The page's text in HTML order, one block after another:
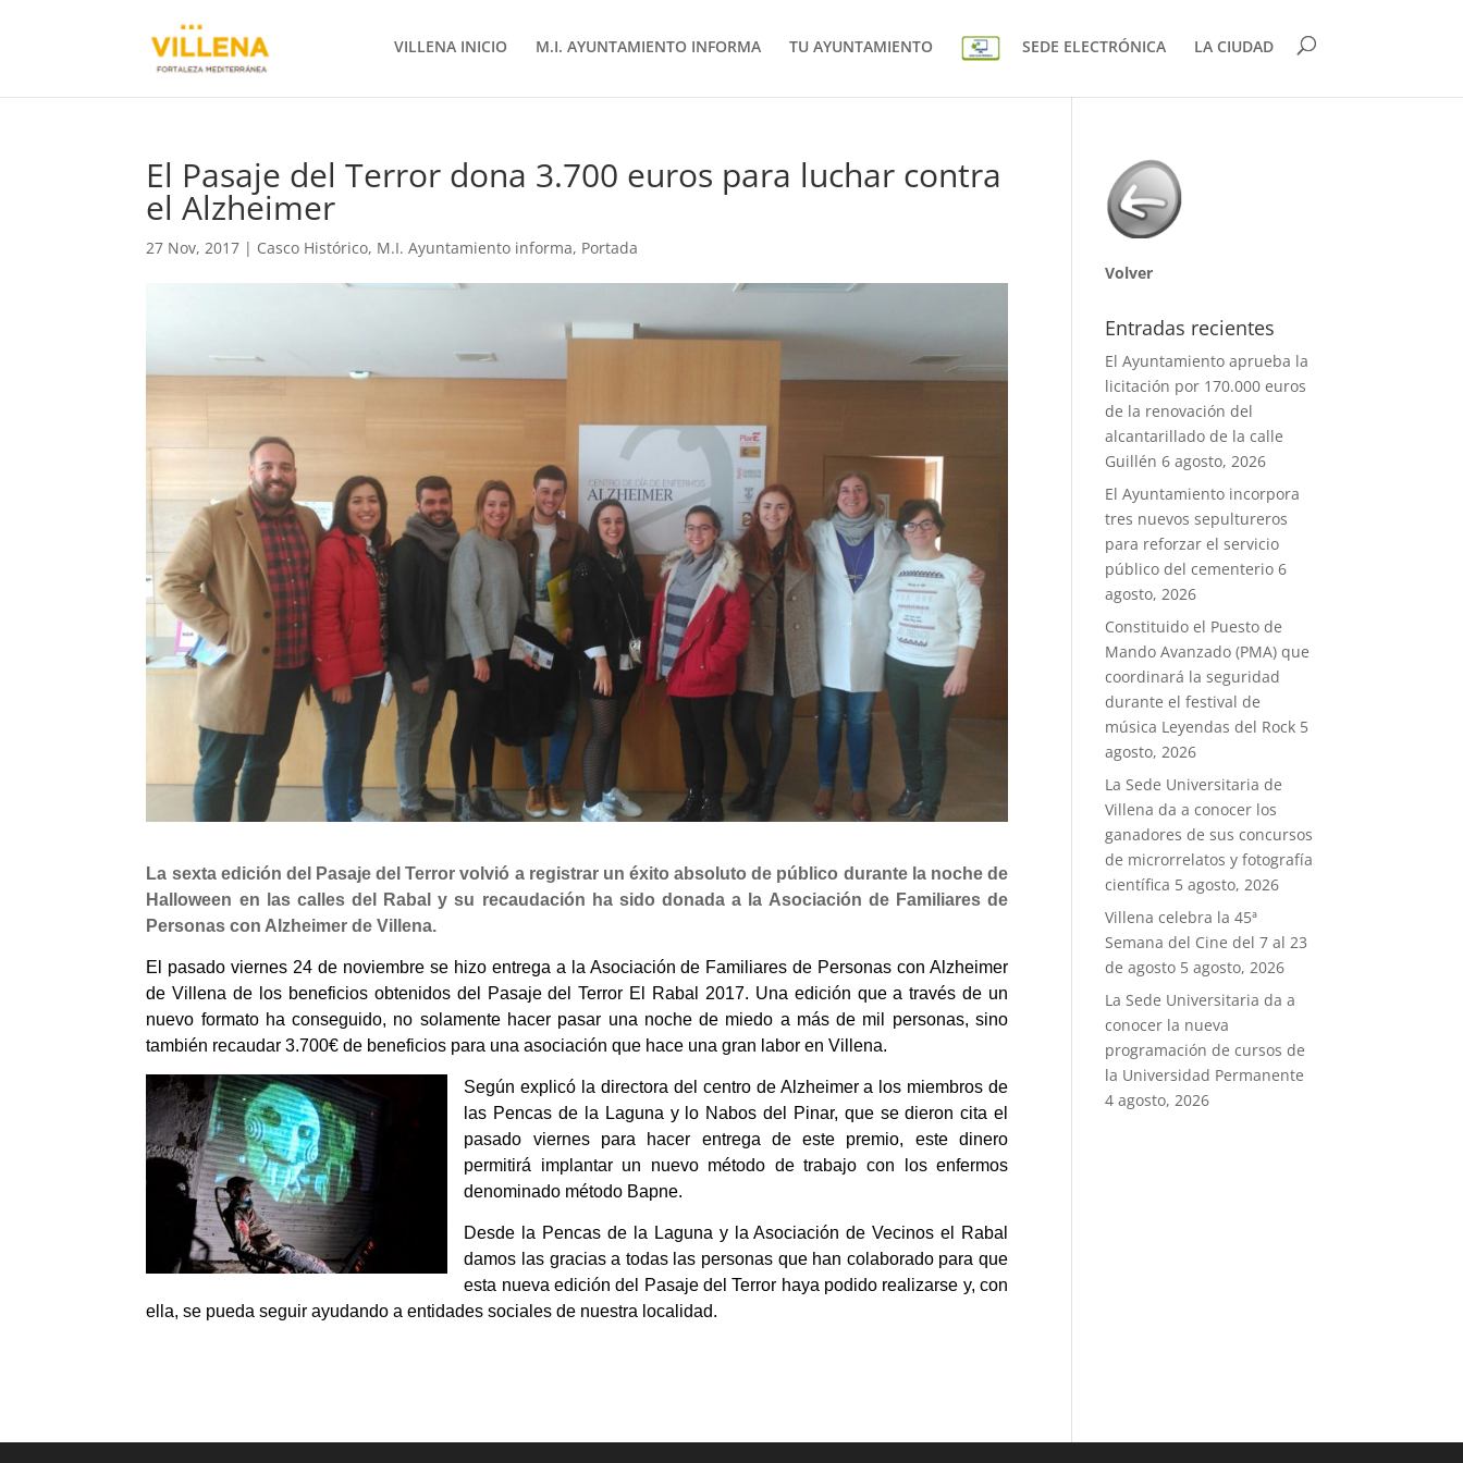
VILLENA INICIO M.I. AYUNTAMIENTO INFORMA TU AYUNTAMIENTO SEDE ELECTRÓNICA LA CIUDAD
El Pasaje del Terror dona 3.700 euros para luchar contra
el Alzheimer
27 Nov, 2017 | Casco Histórico, M.I. Ayuntamiento informa, Portada
La sexta edición del Pasaje del Terror volvió a registrar un éxito absoluto de público durante la noche de
Halloween en las calles del Rabal y su recaudación ha sido donada a la Asociación de Familiares de
Personas con Alzheimer de Villena.
El pasado viernes 24 de noviembre se hizo entrega a la Asociación de Familiares de Personas con Alzheimer
de Villena de los beneficios obtenidos del Pasaje del Terror El Rabal 2017. Una edición que a través de un
nuevo formato ha conseguido, no solamente hacer pasar una noche de miedo a más de mil personas, sino
también recaudar 3.700€ de beneficios para una asociación que hace una gran labor en Villena.
Según explicó la directora del centro de Alzheimer a los miembros de
las Pencas de la Laguna y lo Nabos del Pinar, que se dieron cita el
pasado viernes para hacer entrega de este premio, este dinero
permitirá implantar un nuevo método de trabajo con los enfermos
denominado método Bapne.
Desde la Pencas de la Laguna y la Asociación de Vecinos el Rabal
damos las gracias a todas las personas que han colaborado para que
esta nueva edición del Pasaje del Terror haya podido realizarse y, con
ella, se pueda seguir ayudando a entidades sociales de nuestra localidad.
Volver
Entradas recientes
El Ayuntamiento aprueba la
licitación por 170.000 euros
de la renovación del
alcantarillado de la calle
Guillén 6 agosto, 2026
El Ayuntamiento incorpora
tres nuevos sepultureros
para reforzar el servicio
público del cementerio 6
agosto, 2026
Constituido el Puesto de
Mando Avanzado (PMA) que
coordinará la seguridad
durante el festival de
música Leyendas del Rock 5
agosto, 2026
La Sede Universitaria de
Villena da a conocer los
ganadores de sus concursos
de microrrelatos y fotografía
científica 5 agosto, 2026
Villena celebra la 45ª
Semana del Cine del 7 al 23
de agosto 5 agosto, 2026
La Sede Universitaria da a
conocer la nueva
programación de cursos de
la Universidad Permanente
4 agosto, 2026